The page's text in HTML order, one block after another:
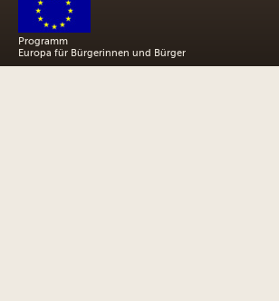
Programm
Europa für Bürgerinnen und Bürger